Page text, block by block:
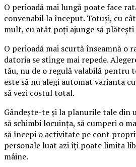
O perioadă mai lungă poate face
convenabil la început. Totuși, cu
mult, cu atât poți ajunge să
O perioadă mai scurtă înseamnă o
datoria se stinge mai repede.
tău, nu de o regulă valabilă pentru
este să nu alegi automat varianta
să vezi costul total.
Gândește-te și la planurile tale din
să schimbi locuința, să cumperi o
să începi o activitate pe cont
personale luat azi îți poate limita
mâine.